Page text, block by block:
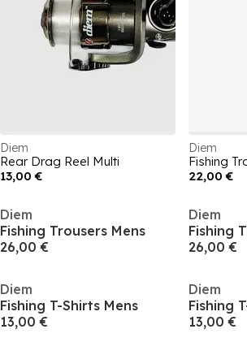
Diem
Rear Drag Reel Multi
13,00 €
Diem
Fishing
22,00 €
Diem
Fishing Trousers Mens
26,00 €
Diem
Fishing
26,00 €
Diem
Fishing T-Shirts Mens
13,00 €
Diem
Fishing
13,00 €